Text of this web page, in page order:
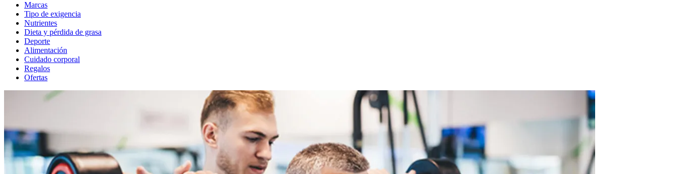
Marcas
Tipo de exigencia
Nutrientes
Dieta y pérdida de grasa
Deporte
Alimentación
Cuidado corporal
Regalos
Ofertas